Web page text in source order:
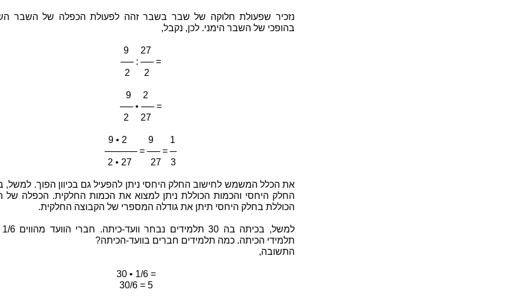
נזכיר שפעולת חלוקה של שבר בשבר זהה לפעולת הכפלה של השבר
בהופכי של השבר הימני. לכן, נקבל,
9 27
── : ── =
2 2
9 2
── • ── =
2 27
9 • 2 9 1
───── = ── = ─
2 • 27 27 3
את הכלל המשמש לחישוב החלק היחסי ניתן להפעיל גם בכיוון הפוך. למשל,
החלק היחסי והכמות הכוללת ניתן למצוא את הכמות החלקית. הכפלה של
הכוללת בחלק היחסי תיתן את גודלה המספרי של הקבוצה החלקית.
תלמידי הכיתה. כמה תלמידים חברים בוועד-הכיתה?
התשובה,
30 • 1/6 =
30/6 = 5